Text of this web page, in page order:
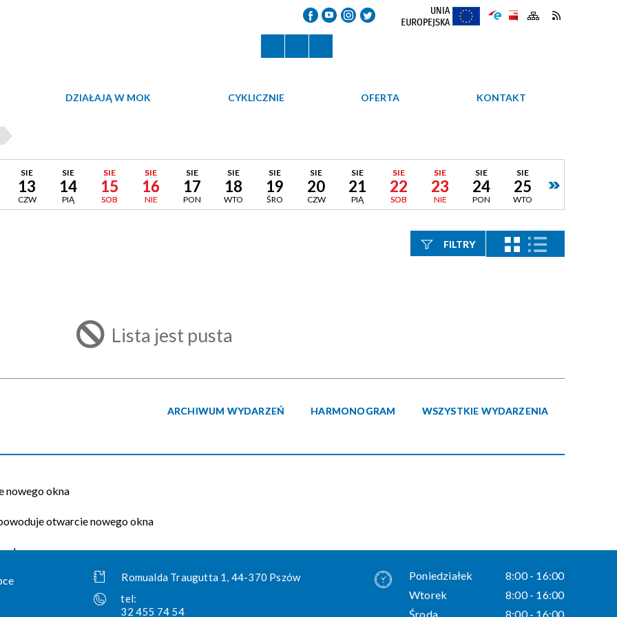
DZIAŁAJĄ W MOK CYKLICZNIE OFERTA KONTAKT
SIE
13
CZW
SIE
14
PIĄ
SIE
15
SOB
SIE
16
NIE
SIE
17
PON
SIE
18
WTO
SIE
19
ŚRO
SIE
20
CZW
SIE
21
PIĄ
SIE
22
SOB
SIE
23
NIE
SIE
24
PON
SIE
25
WTO
FILTRY
Miejsce
Lista jest pusta
WSZYSTKIE WYDARZENIA
HARMONOGRAM
ARCHIWUM WYDARZEŃ
Romualda Traugutta 1, 44-370 Pszów
tel:
32 455 74 54
Poniedziałek
8:00 - 16:00
Wtorek
8:00 - 16:00
Środa
8:00 - 16:00